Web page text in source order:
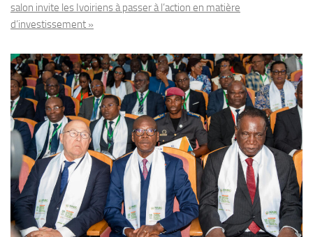
salon invite les Ivoiriens à passer à l’action en matière
d’investissement »